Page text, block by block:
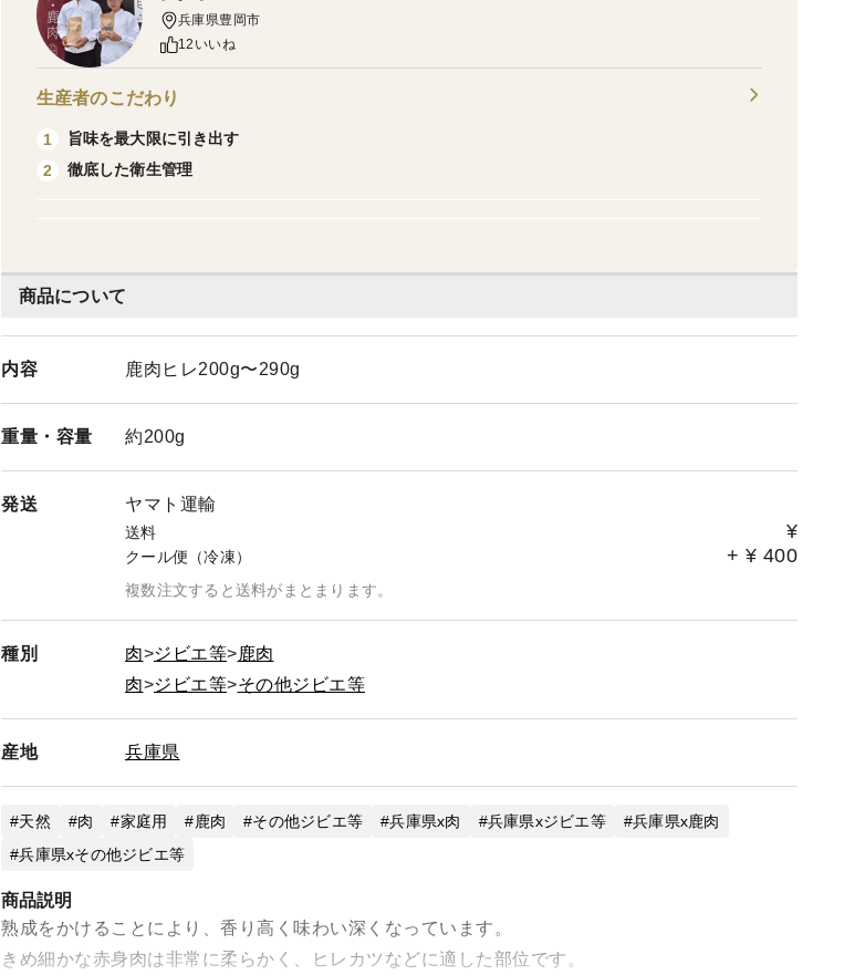
商品について
内容 鹿肉ヒレ200g〜290g
重量・ 容量 約200g
発送 ヤマト運輸
送料 ¥
クール便（冷凍） + ¥ 400
複数注文すると送料がまとまります。
種別 肉 ジビエ等
鹿肉
肉
ジビエ等 その他ジビエ等
産地 兵庫県
天然 肉 家庭用 鹿肉 その他ジビエ等 兵庫県x肉 兵庫県xジビエ等
兵庫県x鹿肉
兵庫県xその他ジビエ等
商品説明
熟成をかけることにより、香り高く味わい深くなっています。
きめ細かな赤身肉は非常に柔らかく、ヒレカツなどに適した部位です。
兵庫県豊岡市
12いいね
生産者のこだわり
1
旨味を最大限に引き出す
2
徹底した衛生管理